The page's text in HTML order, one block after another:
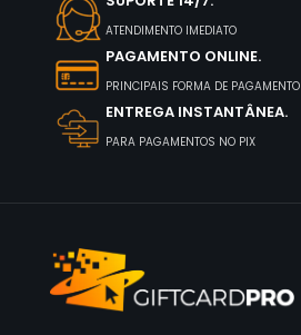
ATENDIMENTO IMEDIATO
PAGAMENTO ONLINE.
PRINCIPAIS FORMA DE PAGAMENTO
ENTREGA INSTANTÂNEA.
PARA PAGAMENTOS NO PIX